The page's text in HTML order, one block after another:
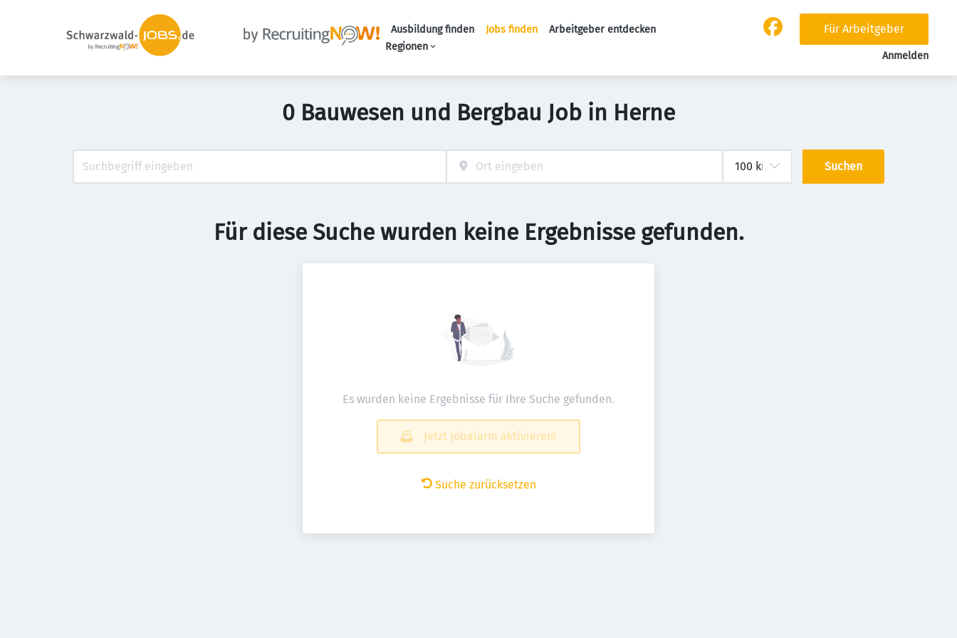
Ausbildung finden Jobs finden
Arbeitgeber entdecken
Regionen
Für Arbeitgeber
Anmelden
0 Bauwesen und Bergbau Job in Herne
Suchen
Für diese Suche wurden keine Ergebnisse gefunden.
Es wurden keine Ergebnisse für Ihre Suche gefunden.
Jetzt Jobalarm aktivieren!
Suche zurücksetzen